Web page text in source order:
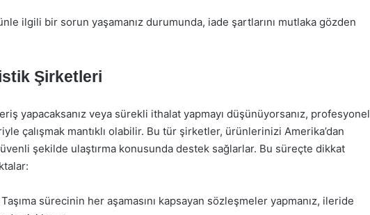
ilgili bir sorun yaşamanız durumunda, iade şartlarını mutlaka gözden
Şirketleri
yapacaksanız veya sürekli ithalat yapmayı düşünüyorsanız, profesyonel
çalışmak mantıklı olabilir. Bu tür şirketler, ürünlerinizi Amerika’dan
şekilde ulaştırma konusunda destek sağlarlar. Bu süreçte dikkat
Taşıma sürecinin her aşamasını kapsayan sözleşmeler yapmanız, ileride